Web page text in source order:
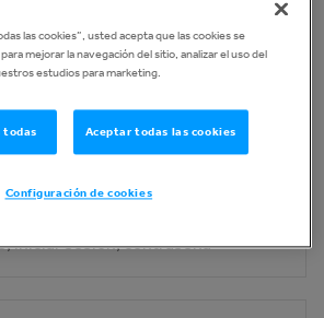
iniciar sesión, contraseña
las cookies”, usted acepta que las cookies se
mejorar la navegación del sitio, analizar el uso del
estudios para marketing.
todas Aceptar todas las cookies
Configuración de cookies